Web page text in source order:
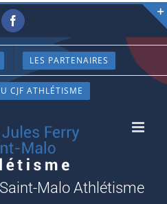
Facebook
LES PARTENAIRES
CJF ATHLÉTISME
Malo Athlétisme